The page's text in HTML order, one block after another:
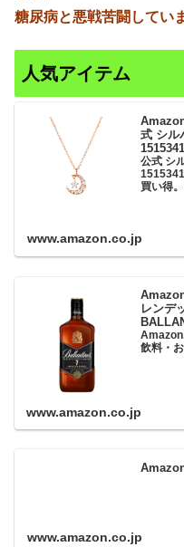
糖尿病と悪戦苦闘してい
人気アイテム
式 シル
公式 シ
買い得
www.amazon.co.jp
レンデ
飲料・
www.amazon.co.jp
www.amazon.co.jp